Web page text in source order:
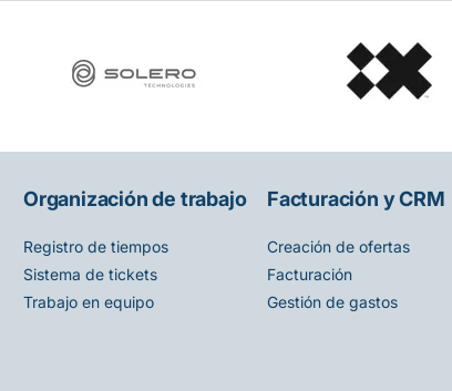
Organización de trabajo
Registro de tiempos
Sistema de tickets
Trabajo en equipo
Facturación y CRM
Creación de ofertas
Facturación
Gestión de gastos